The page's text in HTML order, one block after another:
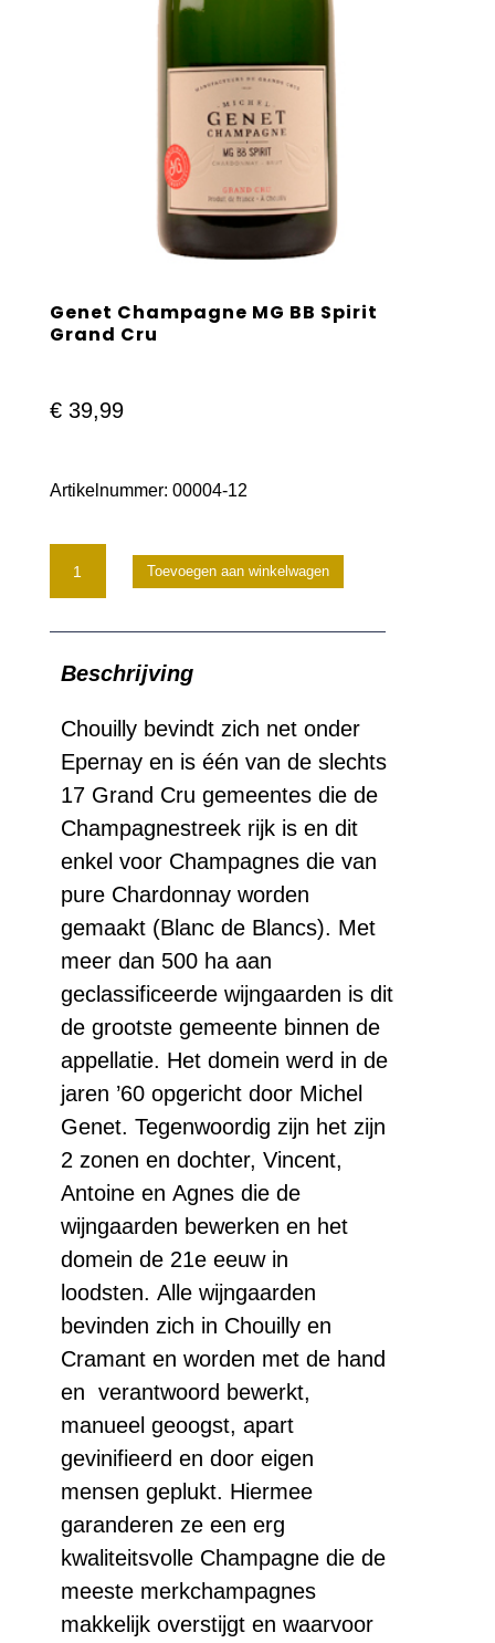
Genet Champagne MG BB Spirit
Grand Cru
€39,99
Artikelnummer: 00004-12
Genet
Champagne
BB
Spirit
Grand
Cru
aantal
Toevoegen aan winkelwagen
Beschrijving
Chouilly bevindt zich net onder
Epernay en is één van de slechts
17 Grand Cru gemeentes die de
Champagnestreek rijk is en dit
enkel voor Champagnes die van
pure Chardonnay worden
gemaakt (Blanc de Blancs). Met
meer dan 500 ha aan
geclassificeerde wijngaarden is dit
de grootste gemeente binnen de
appellatie. Het domein werd in de
jaren ’60 opgericht door Michel
Genet. Tegenwoordig zijn het zijn
2 zonen en dochter, Vincent,
Antoine en Agnes die de
wijngaarden bewerken en het
domein de 21e eeuw in
loodsten. Alle wijngaarden
bevinden zich in Chouilly en
Cramant en worden met de hand
en verantwoord bewerkt,
manueel geoogst, apart
gevinifieerd en door eigen
mensen geplukt. Hiermee
garanderen ze een erg
kwaliteitsvolle Champagne die de
meeste merkchampagnes
makkelijk overstijgt en waarvoor